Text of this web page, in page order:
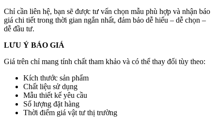
Chỉ cần liên hệ, bạn sẽ được tư vấn chọn mẫu phù hợp và nhận báo
giá chi tiết trong thời gian ngắn nhất, đảm bảo dễ hiểu – dễ chọn –
dễ đầu tư.
LƯU Ý BÁO GIÁ
Giá trên chỉ mang tính chất tham khảo và có thể thay đổi tùy theo:
Kích thước sản phẩm
Chất liệu sử dụng
Mẫu thiết kế yêu cầu
Số lượng đặt hàng
Thời điểm giá vật tư thị trường